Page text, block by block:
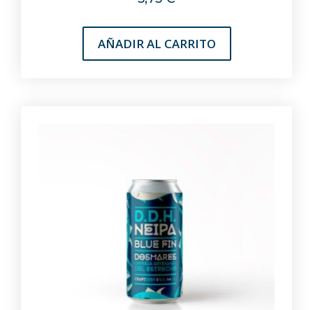
AÑADIR AL CARRITO